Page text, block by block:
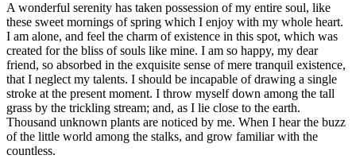
A wonderful serenity has taken possession of my entire soul, like
these sweet mornings of spring which I enjoy with my whole heart.
I am alone, and feel the charm of existence in this spot, which was
created for the bliss of souls like mine. I am so happy, my dear
friend, so absorbed in the exquisite sense of mere tranquil existence,
that I neglect my talents. I should be incapable of drawing a single
stroke at the present moment. I throw myself down among the tall
grass by the trickling stream; and, as I lie close to the earth.
Thousand unknown plants are noticed by me. When I hear the buzz
of the little world among the stalks, and grow familiar with the
countless.